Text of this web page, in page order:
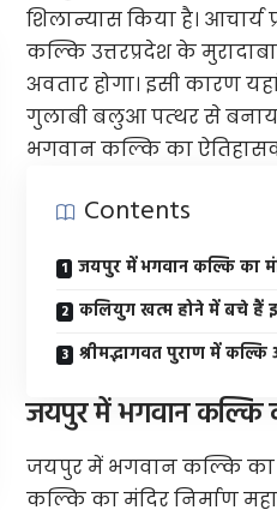
शिलान्यास किया है।
कल्कि उत्तरप्रदेश के
अवतार होगा। इसी कारण
गुलाबी बलुआ पत्‍थर से
भगवान कल्कि का
Contents
जयपुर में भगवान कल्कि का
कलियुग खत्म होने में बचे हैं
श्रीमद्भागवत पुराण में कल्कि
जयपुर में भगवान कल्कि
जयपुर में भगवान कल्कि का
कल्कि का मंदिर निर्माण